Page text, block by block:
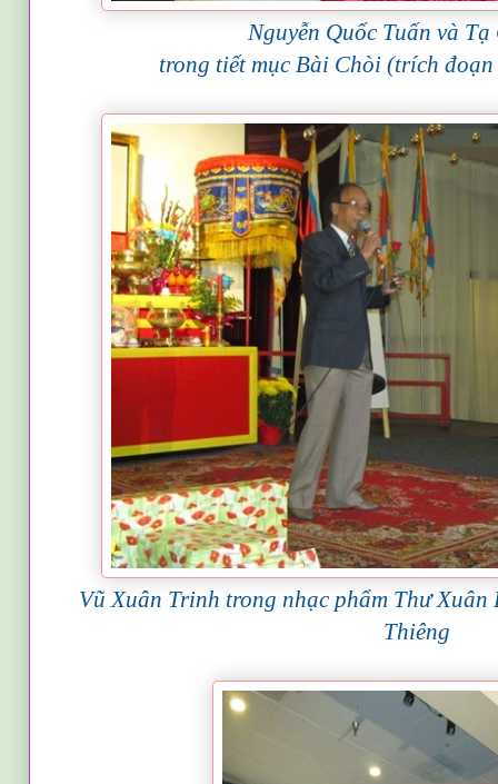
Nguyễn Quốc Tuấn và
trong tiết mục Bài Chòi (trích
Vũ Xuân Trinh trong nhạc phẩm Thư
Thiêng